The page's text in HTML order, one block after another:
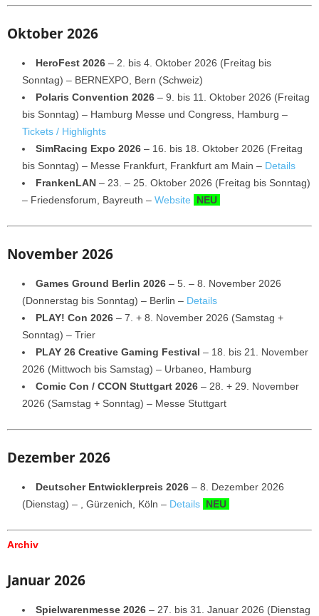
Oktober 2026
HeroFest 2026 – 2. bis 4. Oktober 2026 (Freitag bis
Sonntag) – BERNEXPO, Bern (Schweiz)
Polaris Convention 2026 – 9. bis 11. Oktober 2026 (Freitag
bis Sonntag) – Hamburg Messe und Congress, Hamburg –
Tickets / Highlights
SimRacing Expo 2026 – 16. bis 18. Oktober 2026 (Freitag
bis Sonntag) – Messe Frankfurt, Frankfurt am Main – Details
FrankenLAN – 23. – 25. Oktober 2026 (Freitag bis Sonntag)
– Friedensforum, Bayreuth – Website NEU
November 2026
Games Ground Berlin 2026 – 5. – 8. November 2026
(Donnerstag bis Sonntag) – Berlin – Details
PLAY! Con 2026 – 7. + 8. November 2026 (Samstag +
Sonntag) – Trier
PLAY 26 Creative Gaming Festival – 18. bis 21. November
2026 (Mittwoch bis Samstag) – Urbaneo, Hamburg
Comic Con / CCON Stuttgart 2026 – 28. + 29. November
2026 (Samstag + Sonntag) – Messe Stuttgart
Dezember 2026
Deutscher Entwicklerpreis 2026 – 8. Dezember 2026
(Dienstag) – , Gürzenich, Köln – Details NEU
Archiv
Januar 2026
Spielwarenmesse 2026 – 27. bis 31. Januar 2026 (Dienstag